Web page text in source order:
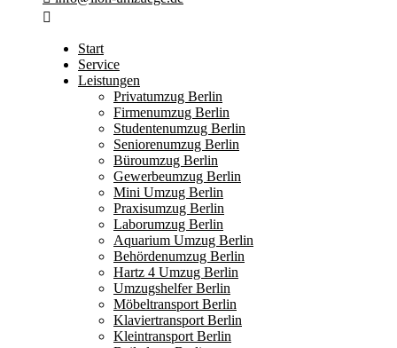
Start
Service
Leistungen
Privatumzug Berlin
Firmenumzug Berlin
Studentenumzug Berlin
Seniorenumzug Berlin
Büroumzug Berlin
Gewerbeumzug Berlin
Mini Umzug Berlin
Praxisumzug Berlin
Laborumzug Berlin
Aquarium Umzug Berlin
Behördenumzug Berlin
Hartz 4 Umzug Berlin
Umzugshelfer Berlin
Möbeltransport Berlin
Klaviertransport Berlin
Kleintransport Berlin